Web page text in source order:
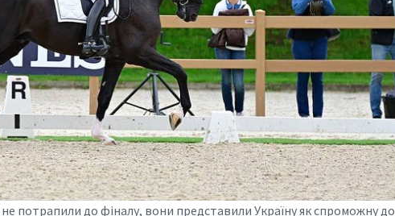
потрапили до фіналу, вони представили Україну як спроможну до